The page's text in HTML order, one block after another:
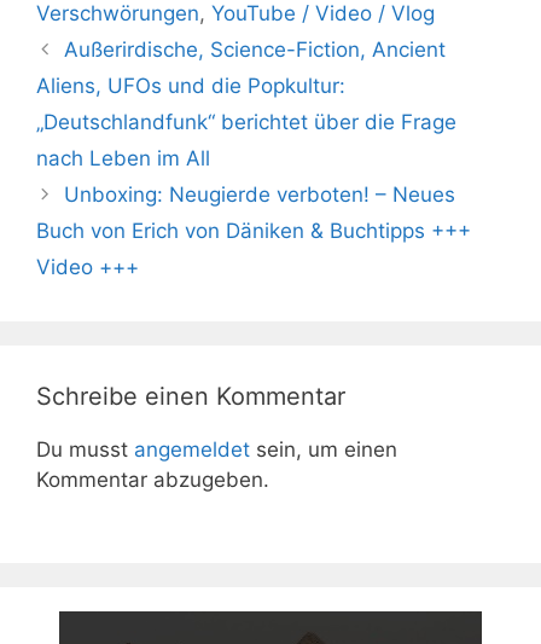
Verschwörungen, YouTube / Video / Vlog
Außerirdische, Science-Fiction, Ancient
Aliens, UFOs und die Popkultur:
„Deutschlandfunk“ berichtet über die Frage
nach Leben im All
Unboxing: Neugierde verboten! – Neues
Buch von Erich von Däniken & Buchtipps +++
Video +++
Schreibe einen Kommentar
Du musst angemeldet sein, um einen
Kommentar abzugeben.